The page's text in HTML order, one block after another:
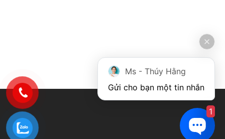
Ms - Thúy Hằng
Gửi cho bạn một tin nhắn
1